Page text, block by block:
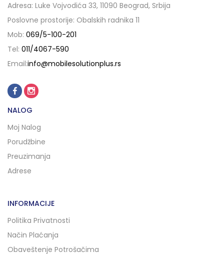
Adresa: Luke Vojvodića 33, 11090 Beograd, Srbija
Poslovne prostorije: Obalskih radnika 11
Mob: 069/5-100-201
Tel: 011/4067-590
Email:info@mobilesolutionplus.rs
NALOG
Moj Nalog
Porudžbine
Preuzimanja
Adrese
INFORMACIJE
Politika Privatnosti
Način Plaćanja
Obaveštenje Potrošačima